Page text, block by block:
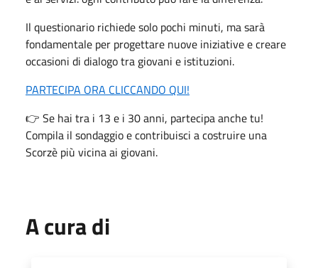
Il questionario richiede solo pochi minuti, ma sarà
fondamentale per progettare nuove iniziative e creare
occasioni di dialogo tra giovani e istituzioni.
PARTECIPA ORA CLICCANDO QUI!
👉 Se hai tra i 13 e i 30 anni, partecipa anche tu!
Compila il sondaggio e contribuisci a costruire una
Scorzè più vicina ai giovani.
A cura di